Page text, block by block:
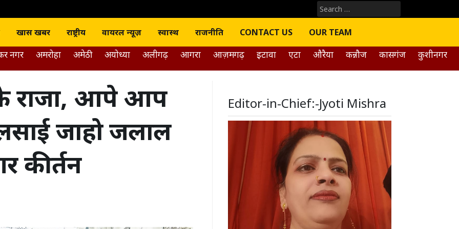
J news India
Search
for:
खास खबर राष्ट्रीय वायरल न्यूज़ स्वास्थ राजनीति CONTACT US OUR TEAM
नगर अमरोहा अमेठी अयोध्या अलीगढ़ आगरा आज़मगढ़ इटावा एटा औरैया कन्नौज कासगंज कुशीनगर
राजा, आपे आप
जाहो जलाल
कीर्तन
Editor-in-Chief:-Jyoti Mishra